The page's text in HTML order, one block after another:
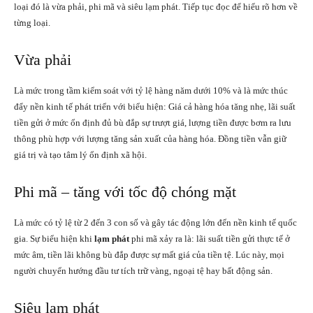
loại đó là vừa phải, phi mã và siêu lạm phát. Tiếp tục đọc để hiểu rõ hơn về
từng loại.
Vừa phải
Là mức trong tầm kiểm soát với tỷ lệ hàng năm dưới 10% và là mức thúc
đẩy nền kinh tế phát triển với biểu hiện: Giá cả hàng hóa tăng nhẹ, lãi suất
tiền gửi ở mức ổn định đủ bù đắp sự trượt giá, lượng tiền được bơm ra lưu
thông phù hợp với lượng tăng sản xuất của hàng hóa. Đồng tiền vẫn giữ
giá trị và tạo tâm lý ổn định xã hội.
Phi mã – tăng với tốc độ chóng mặt
Là mức có tỷ lệ từ 2 đến 3 con số và gây tác động lớn đến nền kinh tế quốc
gia. Sự biểu hiện khi lạm phát phi mã xảy ra là: lãi suất tiền gửi thực tế ở
mức âm, tiền lãi không bù đắp được sự mất giá của tiền tệ. Lúc này, mọi
người chuyển hướng đầu tư tích trữ vàng, ngoại tệ hay bất động sản.
Siêu lạm phát